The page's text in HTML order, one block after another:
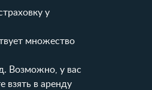
у
множество
Возможно, у вас
взять в аренду